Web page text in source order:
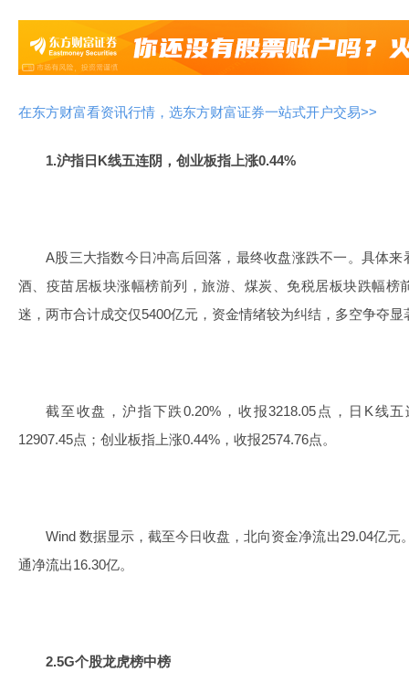
在东方财富看资讯行情，选东方财富证券一站式开户交易>>
1.沪指日K线五连阴，创业板指上涨0.44%
A股三大指数今日冲高后回落，最终收盘涨跌不一。具体
酒、疫苗居板块涨幅榜前列，旅游、煤炭、免税居板块跌幅榜
迷，两市合计成交仅5400亿元，资金情绪较为纠结，多空争夺
截至收盘，沪指下跌0.20%，收报3218.05点，日K线
12907.45点；创业板指上涨0.44%，收报2574.76点。
Wind 数据显示，截至今日收盘，北向资金净流出29.04亿元
通净流出16.30亿。
2.5G个股龙虎榜中榜